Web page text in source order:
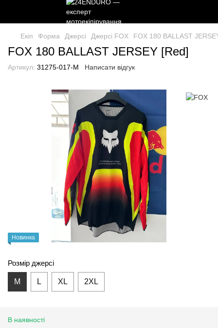
Екіп Форма Джерсі Джерсі FOX FOX 180 BALLAST
FOX 180 BALLAST JERSEY [Red]
Артикул: 31275-017-M Написати відгук
Новинка
Розмір джерсі
M L XL 2XL
В наявності